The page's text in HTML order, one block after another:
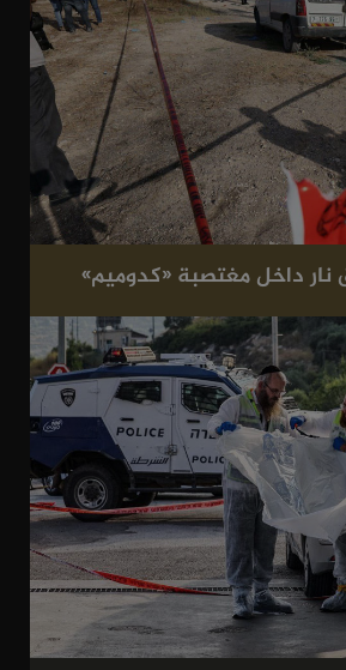
نار داخل مغتصبة «كدوميم»